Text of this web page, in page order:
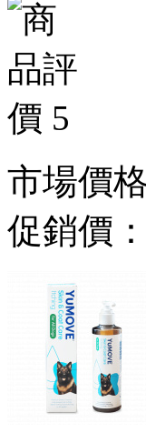
市場價格
促銷價：